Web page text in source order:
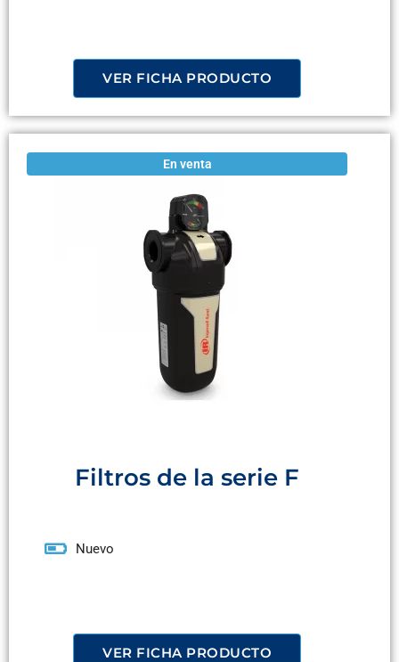
VER FICHA PRODUCTO
En venta
Filtros de la serie F
Nuevo
VER FICHA PRODUCTO